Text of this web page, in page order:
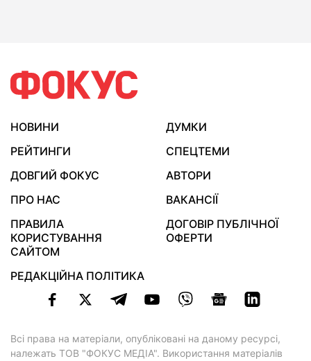
НОВИНИ
ДУМКИ
РЕЙТИНГИ
СПЕЦТЕМИ
ДОВГИЙ ФОКУС
АВТОРИ
ПРО НАС
ВАКАНСІЇ
ПРАВИЛА
КОРИСТУВАННЯ
САЙТОМ
ДОГОВІР ПУБЛІЧНОЇ
ОФЕРТИ
РЕДАКЦІЙНА ПОЛІТИКА
Всі права на матеріали, опубліковані на даному ресурсі,
належать ТОВ "ФОКУС МЕДІА". Використання матеріалів